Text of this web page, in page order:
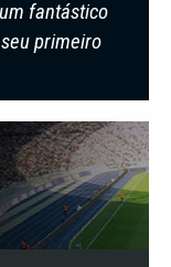
fantástico
primeiro